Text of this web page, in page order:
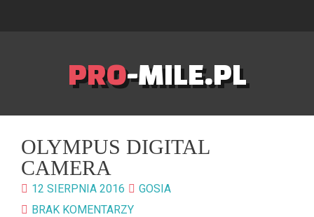
PRO-MILE.PL
OLYMPUS DIGITAL
CAMERA
12 SIERPNIA 2016
GOSIA
BRAK KOMENTARZY